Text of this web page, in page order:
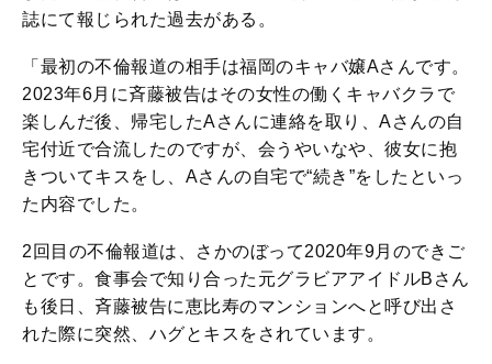
誌にて報じられた過去がある。
「最初の不倫報道の相手は福岡のキャバ嬢Aさんです。
2023年6月に斉藤被告はその女性の働くキャバクラで
楽しんだ後、帰宅したAさんに連絡を取り、Aさんの自
宅付近で合流したのですが、会うやいなや、彼女に抱
きついてキスをし、Aさんの自宅で“続き”をしたといっ
た内容でした。
2回目の不倫報道は、さかのぼって2020年9月のできご
とです。食事会で知り合った元グラビアアイドルBさん
も後日、斉藤被告に恵比寿のマンションへと呼び出さ
れた際に突然、ハグとキスをされています。